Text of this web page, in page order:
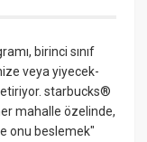
birinci sınıf
veya yiyecek-
starbucks®
mahalle özelinde,
onu beslemek"